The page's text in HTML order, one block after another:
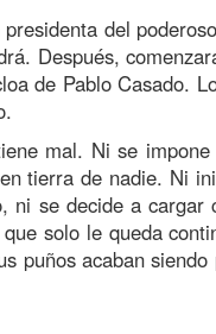
del
Después,
de Pablo Casado.
mal. Ni se
tierra de nadie. Ni
ni se decide a cargar
solo le queda
puños acaban